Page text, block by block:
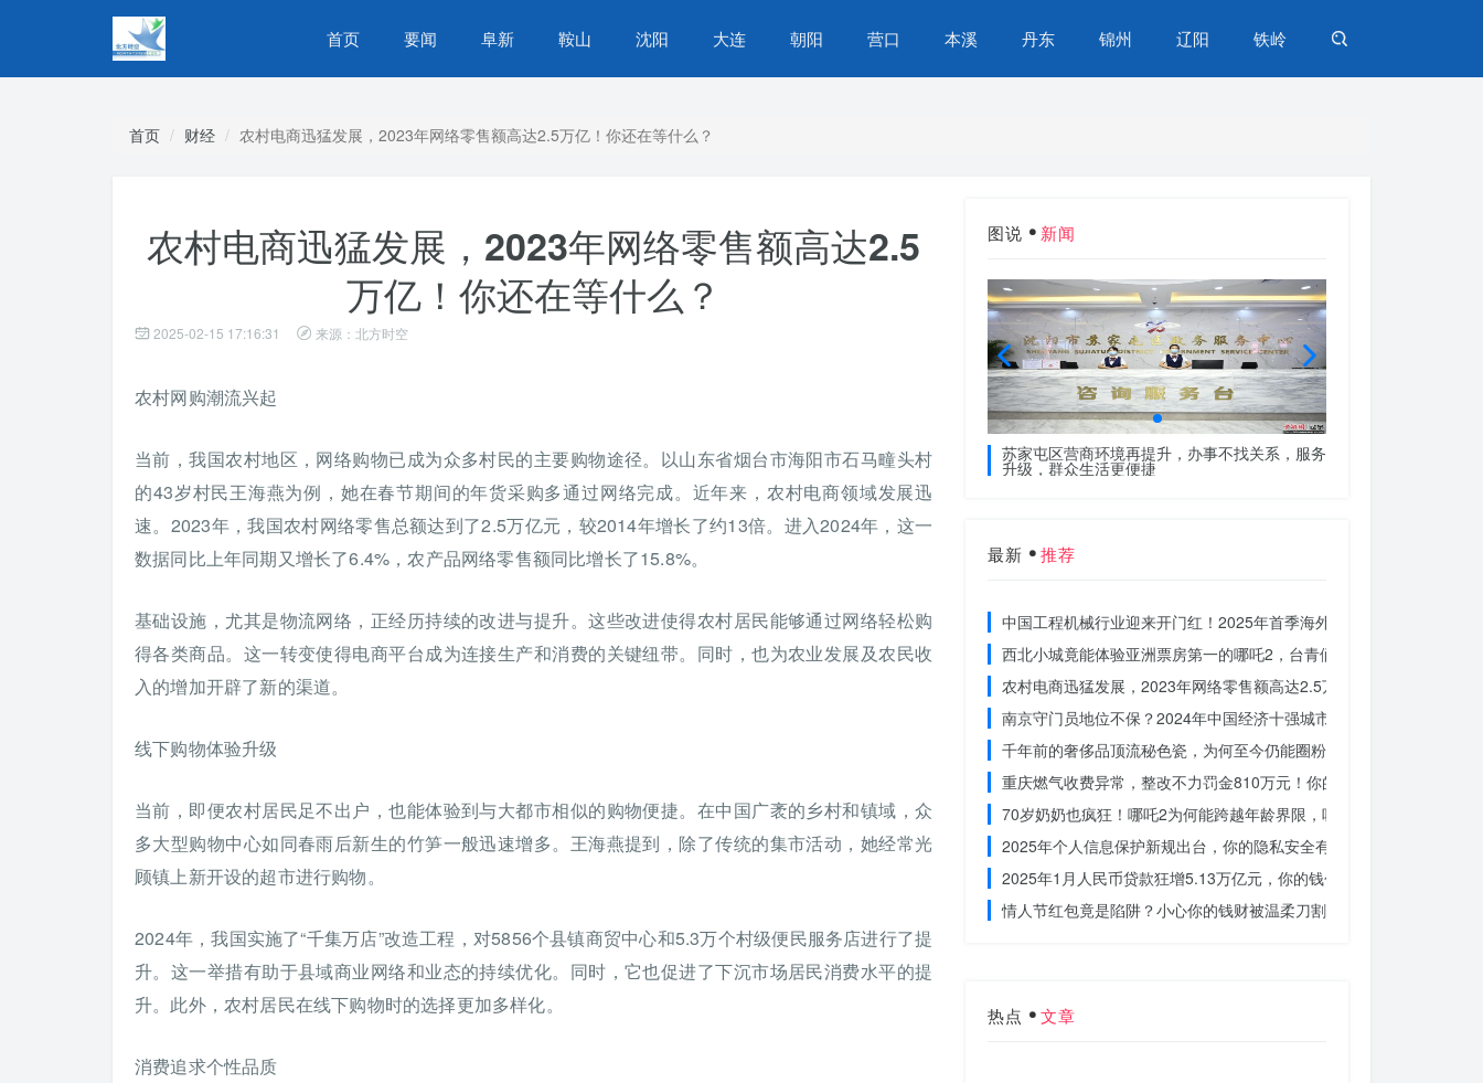
首页 要闻 阜新 鞍山 沈阳 大连 朝阳 营口 本溪 丹东 锦州 辽阳 铁岭
首页 财经 农村电商迅猛发展，2023年网络零售额高达2.5万亿！你还在等什么？
农村电商迅猛发展，2023年网络零售额高达2.5
万亿！你还在等什么？
2025-02-15 17:16:31 来源：北方时空
农村网购潮流兴起
当前，我国农村地区，网络购物已成为众多村民的主要购物途径。以山东省烟台市海阳市石马疃头村
的43岁村民王海燕为例，她在春节期间的年货采购多通过网络完成。近年来，农村电商领域发展迅
速。2023年，我国农村网络零售总额达到了2.5万亿元，较2014年增长了约13倍。进入2024年，这一
数据同比上年同期又增长了6.4%，农产品网络零售额同比增长了15.8%。
基础设施，尤其是物流网络，正经历持续的改进与提升。这些改进使得农村居民能够通过网络轻松购
得各类商品。这一转变使得电商平台成为连接生产和消费的关键纽带。同时，也为农业发展及农民收
入的增加开辟了新的渠道。
线下购物体验升级
当前，即便农村居民足不出户，也能体验到与大都市相似的购物便捷。在中国广袤的乡村和镇域，众
多大型购物中心如同春雨后新生的竹笋一般迅速增多。王海燕提到，除了传统的集市活动，她经常光
顾镇上新开设的超市进行购物。
2024年，我国实施了“千集万店”改造工程，对5856个县镇商贸中心和5.3万个村级便民服务店进行了提
升。这一举措有助于县域商业网络和业态的持续优化。同时，它也促进了下沉市场居民消费水平的提
升。此外，农村居民在线下购物时的选择更加多样化。
消费追求个性品质
图说 新闻
苏家屯区营商环境再提升，办事不找关系，服务
升级，群众生活更便捷
苏家屯区营商环境再提升，办事不找关系，服务
升级，群众生活更便捷
最新 推荐
中国工程机械行业迎来开门红！2025年首季海外订单激增，你准备好
西北小城竟能体验亚洲票房第一的哪吒2，台青们为何如此惊叹？
农村电商迅猛发展，2023年网络零售额高达2.5万亿！你还在等什么？
南京守门员地位不保？2024年中国经济十强城市大洗牌
千年前的奢侈品顶流秘色瓷，为何至今仍能圈粉世界？揭秘其神秘魅力
重庆燃气收费异常，整改不力罚金810万元！你的权益被侵犯了吗？
70岁奶奶也疯狂！哪吒2为何能跨越年龄界限，吸引全民观影？
2025年个人信息保护新规出台，你的隐私安全有保障了吗？
2025年1月人民币贷款狂增5.13万亿元，你的钱包准备好了吗？
情人节红包竟是陷阱？小心你的钱财被温柔刀割走
热点 文章